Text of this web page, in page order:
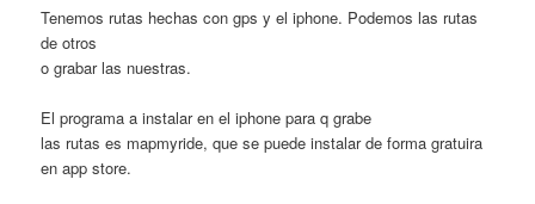
Tenemos rutas hechas con gps y el iphone. Podemos las rutas
de otros
o grabar las nuestras.
El programa a instalar en el iphone para q grabe
las rutas es mapmyride, que se puede instalar de forma gratuira
en app store.